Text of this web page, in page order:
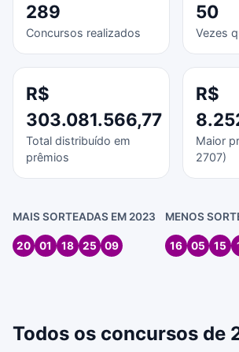
289
Concursos realizados
50
Vezes
R$
303.081.566,77
Total distribuído em
prêmios
R$
Maior
2707)
MAIS SORTEADAS EM 2023
20 01 18 25 09
MENOS
16 05 15
Todos os concursos de